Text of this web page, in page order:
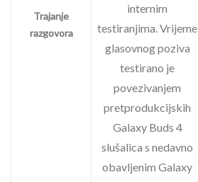
Trajanje
razgovora
internim
testiranjima. Vrijeme
glasovnog poziva
testirano je
povezivanjem
pretprodukcijskih
Galaxy Buds 4
slušalica s nedavno
obavljenim Galaxy